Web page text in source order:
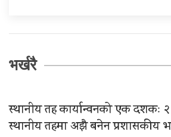
भर्खरै
स्थानीय तह कार्यान्वनको एक दशकः
स्थानीय तहमा अझै बनेन प्रशासकीय